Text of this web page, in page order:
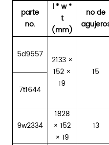
parte
no.
l * w *
t
(mm)
no de
5d9557
2133 ×
152 ×
19
15
7t1644
9w2334
1828
× 152
× 19
13